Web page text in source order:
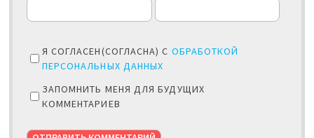
Я СОГЛАСЕН(СОГЛАСНА) С ОБРАБОТКОЙ
ПЕРСОНАЛЬНЫХ ДАННЫХ
ЗАПОМНИТЬ МЕНЯ ДЛЯ БУДУЩИХ
КОММЕНТАРИЕВ